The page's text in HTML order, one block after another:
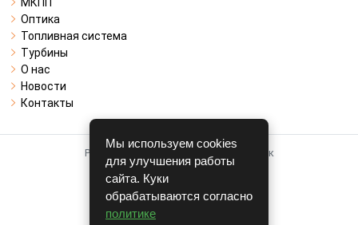
Оптика
Топливная система
Турбины
О нас
Новости
Контакты
Работает на системе для авторазборок
CARRO.БИЗНЕС
Полная версия
© COPYRIGHT 2026 г.
Мы используем cookies
для улучшения работы
сайта. Куки
обрабатываются согласно
политике